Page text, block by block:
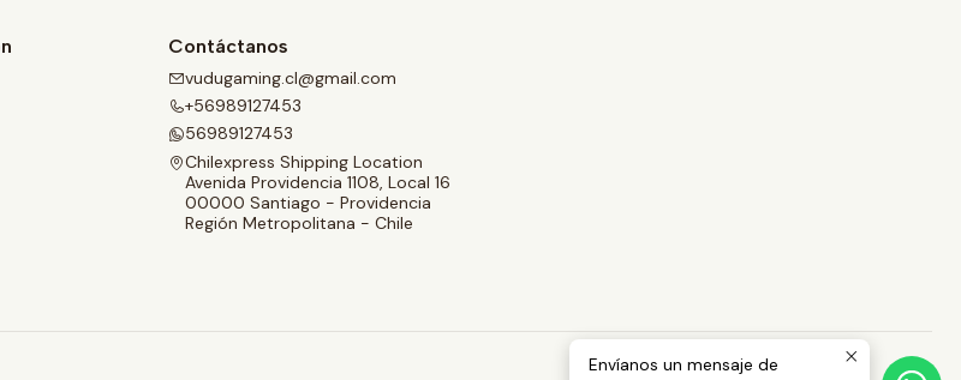
Contáctanos
vudugaming.cl@gmail.com
+56989127453
56989127453
Chilexpress Shipping Location
Avenida Providencia 1108, Local 16
00000 Santiago - Providencia
Región Metropolitana - Chile
Envíanos un mensaje de